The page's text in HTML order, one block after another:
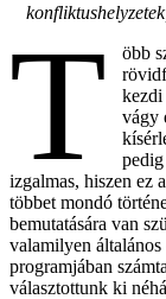
T
öbb
vágy
izgalmas, hiszen ez
többet mondó
bemutatására van
valamilyen
programjában
választottunk ki